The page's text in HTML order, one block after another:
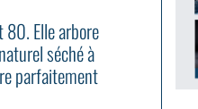
80. Elle arbore
séché à
parfaitement